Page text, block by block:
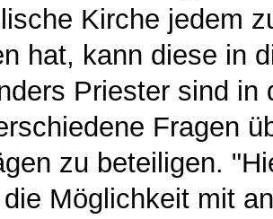
Kirche jedem
hat, kann diese in
Priester sind in
Fragen
zu beteiligen.
Möglichkeit mit